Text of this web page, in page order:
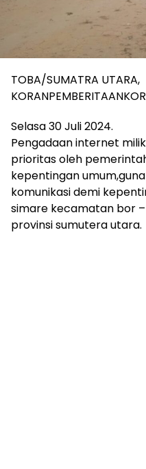
TOBA/SUMATRA UTARA,
Selasa 30 Juli 2024.
Pengadaan internet
prioritas oleh
kepentingan
komunikasi demi
simare kecamatan bor
provinsi sumutera utara.